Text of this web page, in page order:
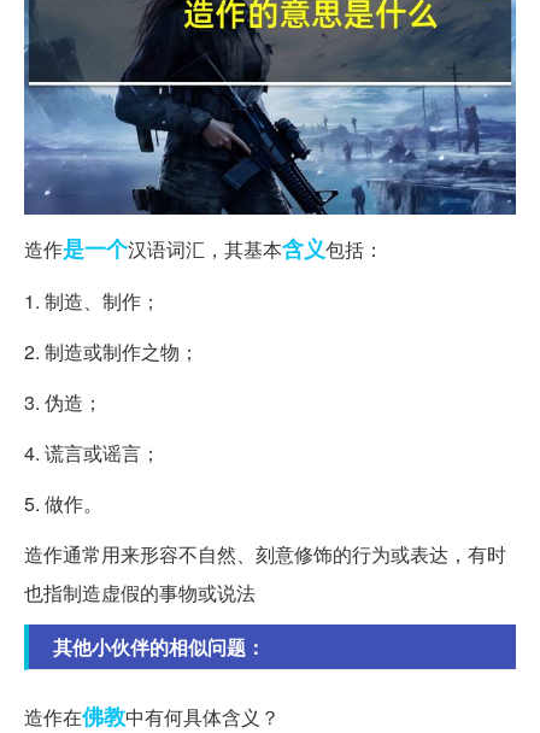
造作是一个汉语词汇，其基本含义包括：
1. 制造、制作；
2. 制造或制作之物；
3. 伪造；
4. 谎言或谣言；
5. 做作。
造作通常用来形容不自然、刻意修饰的行为或表达，有时
也指制造虚假的事物或说法
其他小伙伴的相似问题：
造作在佛教中有何具体含义？